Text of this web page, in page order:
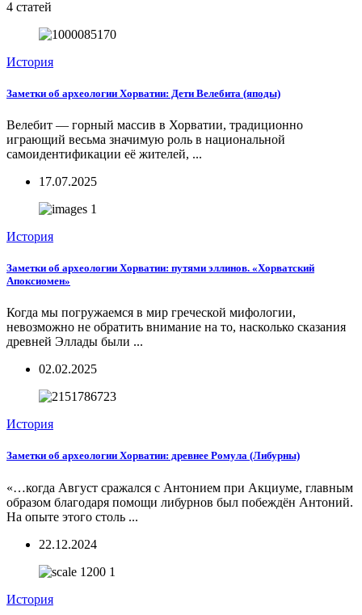
4 статей
История
Заметки об археологии Хорватии: Дети Велебита (яподы)
Велебит — горный массив в Хорватии, традиционно
играющий весьма значимую роль в национальной
самоидентификации её жителей, ...
17.07.2025
История
Заметки об археологии Хорватии: путями эллинов. «Хорватский
Апоксиомен»
Когда мы погружаемся в мир греческой мифологии,
невозможно не обратить внимание на то, насколько сказания
древней Эллады были ...
02.02.2025
История
Заметки об археологии Хорватии: древнее Ромула (Либурны)
«…когда Август сражался с Антонием при Акциуме, главным
образом благодаря помощи либурнов был побеждён Антоний.
На опыте этого столь ...
22.12.2024
История